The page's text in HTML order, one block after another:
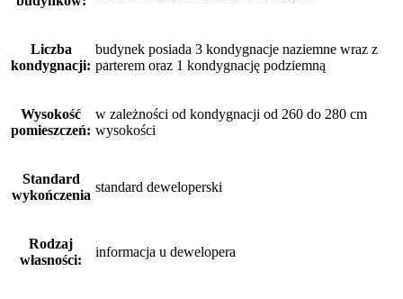
Liczba
kondygnacji:
budynek posiada 3 kondygnacje naziemne wraz z
parterem oraz 1 kondygnację podziemną
Wysokość
pomieszczeń:
w zależności od kondygnacji od 260 do 280 cm
wysokości
Standard
wykończenia
standard deweloperski
Rodzaj
własności:
informacja u dewelopera